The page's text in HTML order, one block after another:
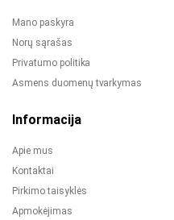
Mano paskyra
Norų sąrašas
Privatumo politika
Asmens duomenų tvarkymas
Informacija
Apie mus
Kontaktai
Pirkimo taisyklės
Apmokėjimas